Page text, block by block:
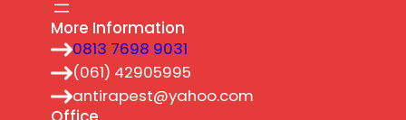
More Information
0813 7698 9031
(061) 42905995
antirapest@yahoo.com